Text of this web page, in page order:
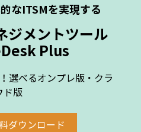
なITSMを実現する
ジメントツール
Plus
選べるオンプレ版・クラ
ド版
ダウンロード